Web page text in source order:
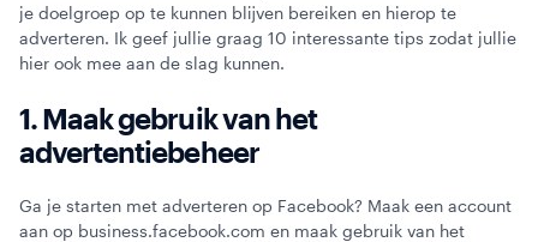
je doelgroep op te kunnen blijven bereiken en hierop te
adverteren. Ik geef jullie graag 10 interessante tips zodat jullie
hier ook mee aan de slag kunnen.
1. Maak gebruik van het
advertentiebeheer
Ga je starten met adverteren op Facebook? Maak een account
aan op business.facebook.com en maak gebruik van het